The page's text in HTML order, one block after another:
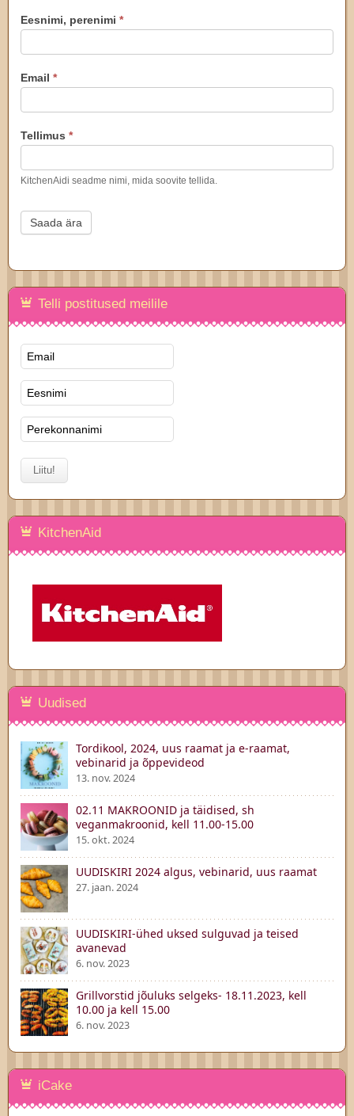
KitchenAid
tellimus
Eesnimi, perenimi *
Email *
Tellimus *
KitchenAidi seadme nimi, mida soovite tellida.
Saada ära
Telli postitused meilile
KitchenAid
Uudised
Tordikool, 2024, uus raamat ja e-raamat,
vebinarid ja õppevideod
13. nov. 2024
02.11 MAKROONID ja täidised, sh
veganmakroonid, kell 11.00-15.00
15. okt. 2024
UUDISKIRI 2024 algus, vebinarid, uus raamat
27. jaan. 2024
UUDISKIRI-ühed uksed sulguvad ja teised
avanevad
6. nov. 2023
Grillvorstid jõuluks selgeks- 18.11.2023, kell
10.00 ja kell 15.00
6. nov. 2023
iCake